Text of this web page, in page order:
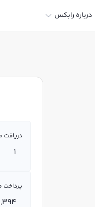
درباره رابکس
دریافت
پرداخت